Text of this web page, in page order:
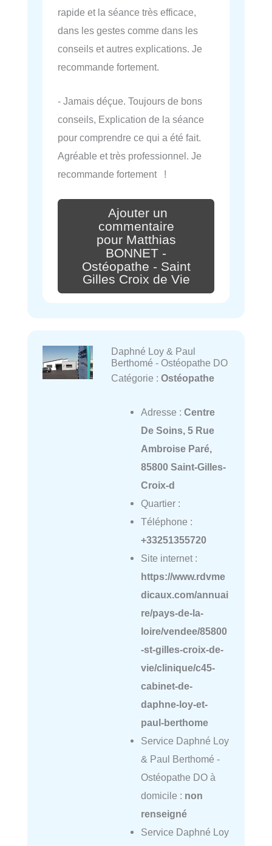
rapide et la séance très efficace,
dans les gestes comme dans les
conseils et autres explications. Je
recommande fortement.
- Jamais déçue. Toujours de bons
conseils, Explication de la séance
pour comprendre ce qui a été fait.
Agréable et très professionnel. Je
recommande fortement !
Ajouter un
commentaire
pour Matthias
BONNET -
Ostéopathe - Saint
Gilles Croix de Vie
Daphné Loy & Paul
Berthomé - Ostéopathe DO
Catégorie : Ostéopathe
Adresse : Centre
De Soins, 5 Rue
Ambroise Paré,
85800 Saint-Gilles-
Croix-d
Quartier :
Téléphone :
+33251355720
Site internet :
https://www.rdvme
dicaux.com/annuai
re/pays-de-la-
loire/vendee/85800
-st-gilles-croix-de-
vie/clinique/c45-
cabinet-de-
daphne-loy-et-
paul-berthome
Service Daphné Loy
& Paul Berthomé -
Ostéopathe DO à
domicile : non
renseigné
Service Daphné Loy